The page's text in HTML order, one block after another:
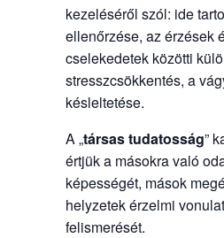
kezeléséről szól: ide
ellenőrzése, az érzések
cselekedetek közötti
stresszcsökkentés, a
késleltetése.
A „társas tudatosság”
értjük a másokra való
képességét, mások
helyzetek érzelmi
felismerését.